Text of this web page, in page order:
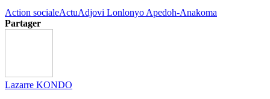
Action socialeActuAdjovi Lonlonyo Apedoh-Anakoma
Partager
Lazarre KONDO